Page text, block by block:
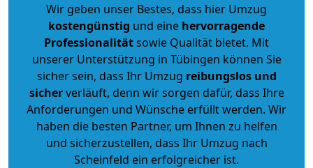
Wir geben unser Bestes, dass hier Umzug
kostengünstig und eine hervorragende
Professionalitätsowie Qualität bietet. Mit
unserer Unterstützung in Tübingen können Sie
sicher sein, dass Ihr Umzug reibungslos und
sicherverläuft, denn wir sorgen dafür, dass Ihre
Anforderungen und Wünsche erfüllt werden. Wir
haben die besten Partner, um Ihnen zu helfen
und sicherzustellen, dass Ihr Umzug nach
Scheinfeld ein erfolgreicher ist.